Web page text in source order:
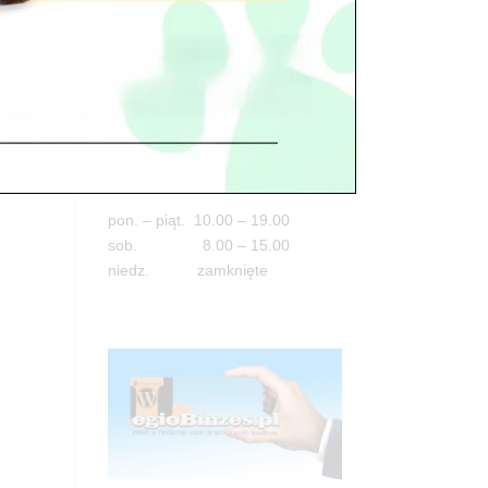
05-100 Nowy Dwór Mazowiecki
tel. 503 900 215
pon. – piąt. 10.00 – 19.00
sob. 8.00 – 15.00
niedz. zamknięte